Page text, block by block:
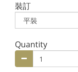
裝訂
Quantity